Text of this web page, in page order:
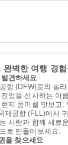
완벽한 여행 경
견하세요
항 (DFW)로의 놀
망을 선사하는 아
지 풍미를 맛보고,
제공항 (FLL)에서
사람과 함께 새로
로 만들어보세요.
을 찾으세요